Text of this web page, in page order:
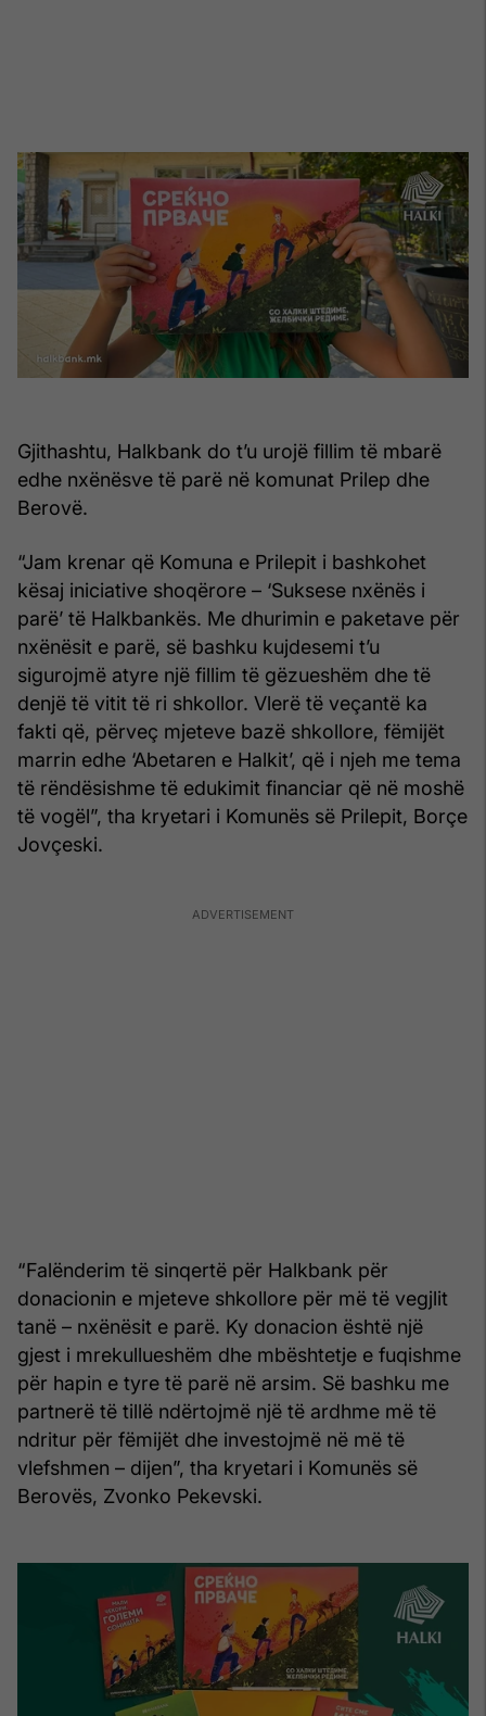
Gjithashtu, Halkbank do t’u urojë fillim të mbarë
edhe nxënësve të parë në komunat Prilep dhe
Berovë.
“Jam krenar që Komuna e Prilepit i bashkohet
kësaj iniciative shoqërore – ‘Suksese nxënës i
parë’ të Halkbankës. Me dhurimin e paketave për
nxënësit e parë, së bashku kujdesemi t’u
sigurojmë atyre një fillim të gëzueshëm dhe të
denjë të vitit të ri shkollor. Vlerë të veçantë ka
fakti që, përveç mjeteve bazë shkollore, fëmijët
marrin edhe ‘Abetaren e Halkit’, që i njeh me tema
të rëndësishme të edukimit financiar që në moshë
të vogël”, tha kryetari i Komunës së Prilepit, Borçe
Jovçeski.
“Falënderim të sinqertë për Halkbank për
donacionin e mjeteve shkollore për më të vegjlit
tanë – nxënësit e parë. Ky donacion është një
gjest i mrekullueshëm dhe mbështetje e fuqishme
për hapin e tyre të parë në arsim. Së bashku me
partnerë të tillë ndërtojmë një të ardhme më të
ndritur për fëmijët dhe investojmë në më të
vlefshmen – dijen”, tha kryetari i Komunës së
Berovës, Zvonko Pekevski.